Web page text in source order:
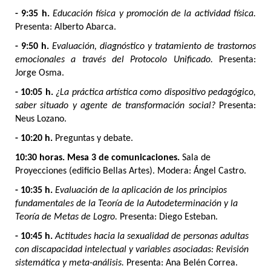
- 9:35 h. Educación física y promoción de la actividad física.
Presenta: Alberto Abarca.
- 9:50 h. Evaluación, diagnóstico y tratamiento de trastornos
emocionales a través del Protocolo Unificado.
Presenta:
Jorge Osma.
- 10:05 h. ¿La práctica artística como dispositivo pedagógico,
saber situado y agente de transformación social? Presenta:
Neus Lozano.
- 10:20 h. Preguntas y debate.
10:30 horas. Mesa 3 de comunicaciones. Sala de
Proyecciones (edificio Bellas Artes). Modera: Ángel Castro.
- 10:35 h. Evaluación de la aplicación de los principios
fundamentales de la Teoría de la Autodeterminación y la
Teoría de Metas de Logro. Presenta: Diego Esteban.
- 10:45 h.Actitudes hacia la sexualidad de personas adultas
con discapacidad intelectual y variables asociadas: Revisión
sistemática y meta-análisis. Presenta: Ana Belén Correa.